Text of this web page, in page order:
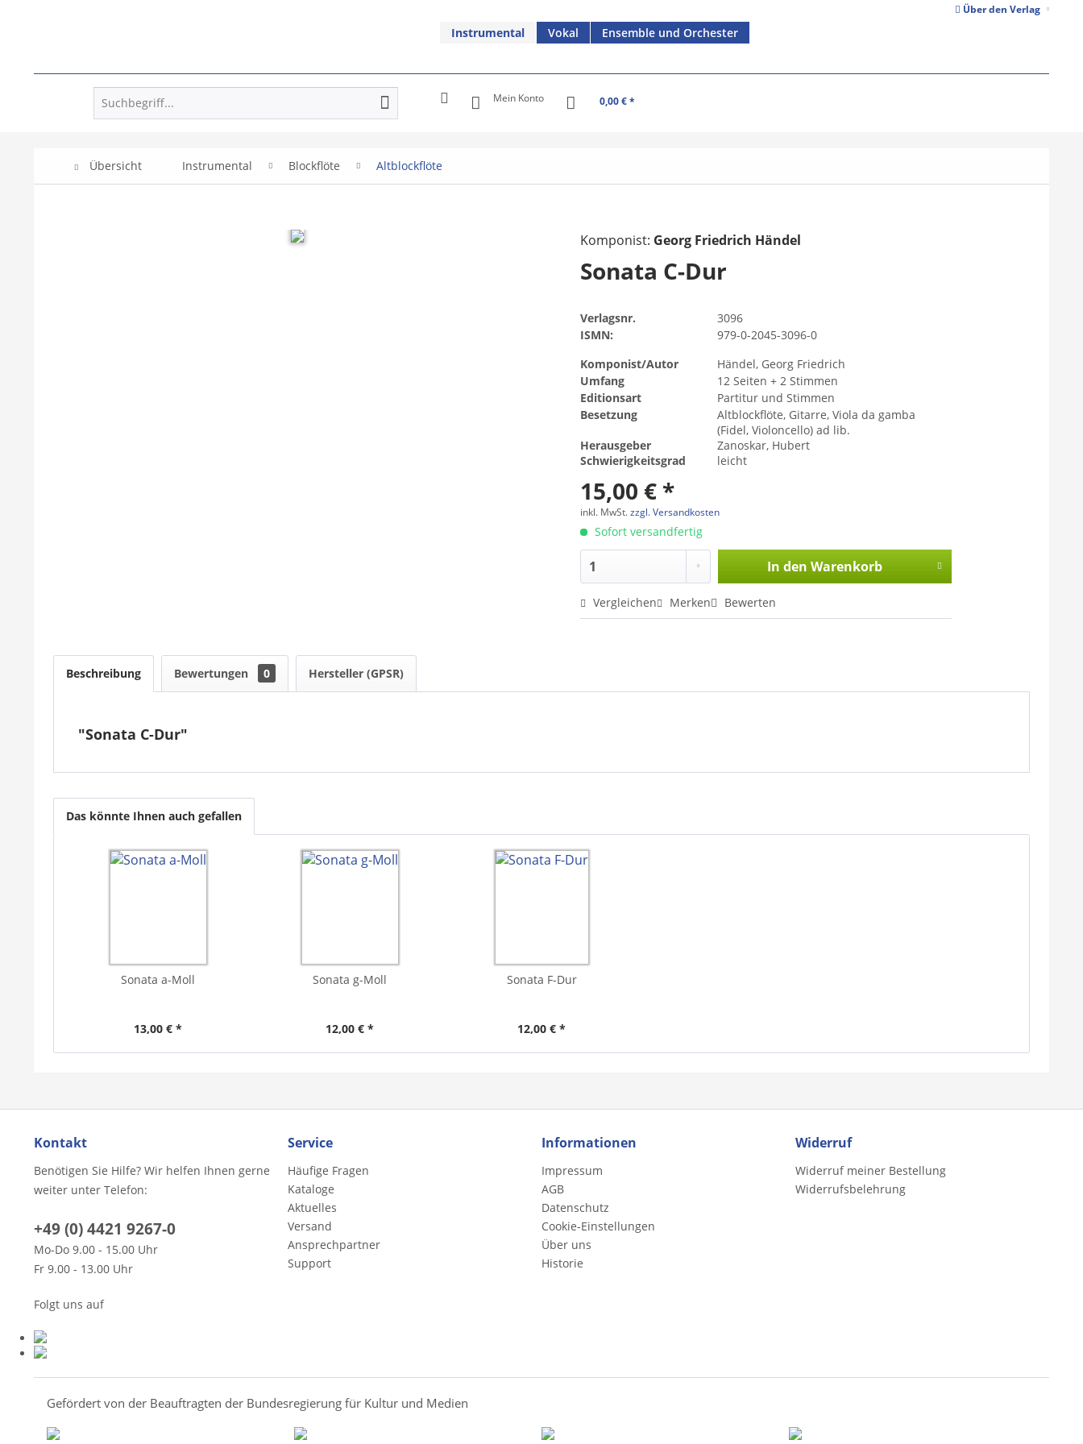
Über den Verlag
Instrumental Vokal Ensemble und Orchester
Mein Konto 0,00 € *
Übersicht Instrumental Blockflöte Altblockflöte
Komponist: Georg Friedrich Händel
Sonata C-Dur
Verlagsnr.
3096
ISMN:
979-0-2045-3096-0
Komponist/Autor
Händel, Georg Friedrich
Umfang
12 Seiten + 2 Stimmen
Editionsart
Partitur und Stimmen
Besetzung
Altblockflöte, Gitarre, Viola da gamba
(Fidel, Violoncello) ad lib.
Herausgeber
Zanoskar, Hubert
Schwierigkeitsgrad
leicht
15,00 € *
inkl. MwSt.zzgl. Versandkosten
Sofort versandfertig
In den Warenkorb
Vergleichen Merken Bewerten
Beschreibung Bewertungen 0 Hersteller (GPSR)
"Sonata C-Dur"
Das könnte Ihnen auch gefallen
Sonata a-Moll
13,00 € *
Sonata g-Moll
12,00 € *
Sonata F-Dur
12,00 € *
Kontakt
Benötigen Sie Hilfe? Wir helfen Ihnen gerne
weiter unter Telefon:
+49 (0) 4421 9267-0
Mo-Do 9.00 - 15.00 Uhr
Fr 9.00 - 13.00 Uhr
Folgt uns auf
Service
Häufige Fragen
Kataloge
Aktuelles
Versand
Ansprechpartner
Support
Informationen
Impressum
AGB
Datenschutz
Cookie-Einstellungen
Über uns
Historie
Widerruf
Widerruf meiner Bestellung
Widerrufsbelehrung
Gefördert von der Beauftragten der Bundesregierung für Kultur und Medien